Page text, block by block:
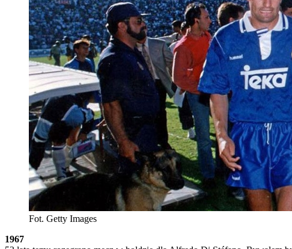
Fot. Getty Images
1967